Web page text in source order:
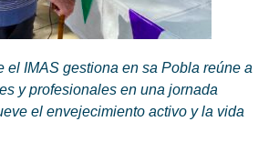
el IMAS gestiona en sa Pobla reúne a
y profesionales en una jornada
el envejecimiento activo y la vida